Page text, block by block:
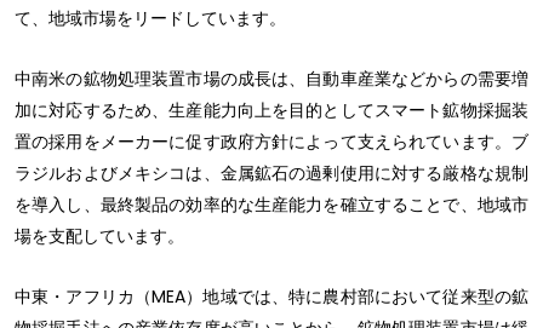
て、地域市場をリードしています。
中南米の鉱物処理装置市場の成長は、自動車産業などからの需要増
加に対応するため、生産能力向上を目的としてスマート鉱物採掘装
置の採用をメーカーに促す政府方針によって支えられています。ブ
ラジルおよびメキシコは、金属鉱石の過剰使用に対する厳格な規制
を導入し、最終製品の効率的な生産能力を確立することで、地域市
場を支配しています。
中東・アフリカ（MEA）地域では、特に農村部において従来型の鉱